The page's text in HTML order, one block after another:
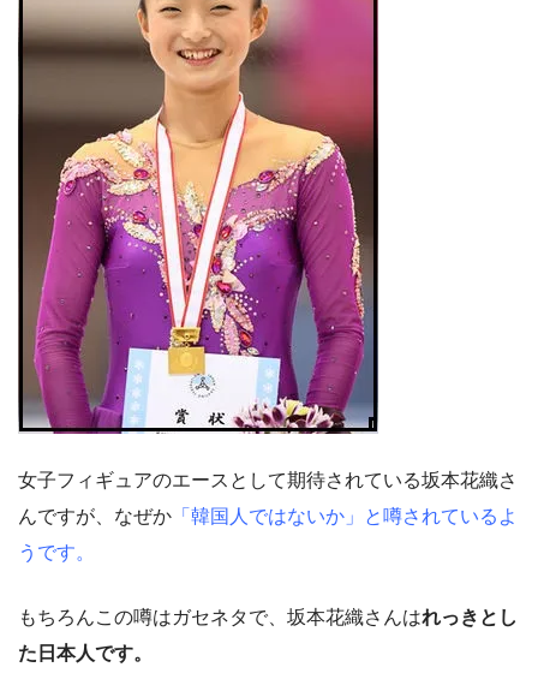
女子フィギュアのエースとして期待されている坂本花織さ
んですが、なぜか 「韓国人ではないか」と噂されているよ
うです。
もちろんこの噂はガセネタで、坂本花織さんはれっきとし
た日本人です。